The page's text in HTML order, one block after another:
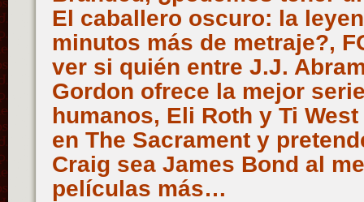
El caballero oscuro: la
minutos más de metraje?,
ver si quién entre J.J.
Gordon ofrece la mejor
humanos, Eli Roth y Ti
en The Sacrament y
Craig sea James Bond al
películas más…